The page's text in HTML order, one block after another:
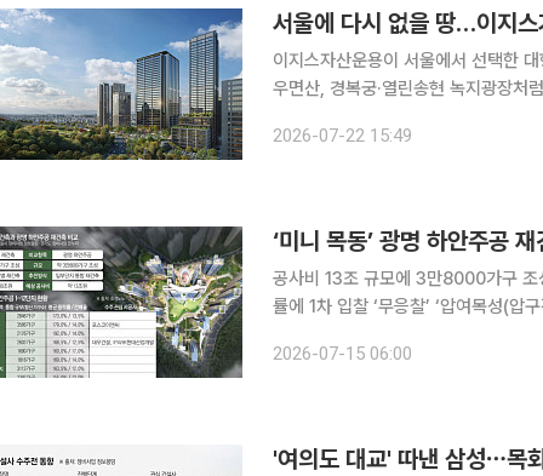
서울에 다시 없을 땅…이지
이지스자산운용이 서울에서 선택한
우면산, 경복궁·열린송현 녹지광장처
도시 환경에 접한 입지는 새로 만들기
2026-07-22 15:49
‘미니 목동’ 광명 하안주공
공사비 13조 규모에 3만8000가구 조
률에 1차 입찰 ‘무응찰’ ‘압여목성(압구정·여의도·목동·성수)’에 이어 경기 광명 하안동이 수도권 대
규모 주거단지로 탈바꿈할 가능성이
2026-07-15 06:00
'여의도 대교' 따낸 삼성⋯목